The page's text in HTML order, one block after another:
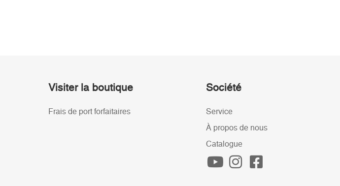
Visiter la boutique
Frais de port forfaitaires
Société
Service
À propos de nous
Catalogue